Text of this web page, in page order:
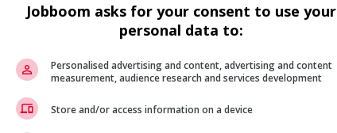
Mirabel, QC
Génie,
biopharmaceutique,
sciences et techniques
scientifiques
Jobboom asks for your consent to use your
personal data to:
Personalised advertising and content, advertising and content
measurement, audience research and services development
Store and/or access information on a device